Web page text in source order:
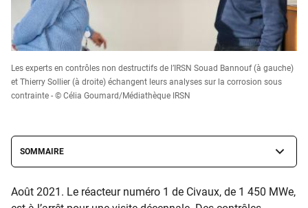
Les experts en contrôles non destructifs de l’IRSN Souad Bannouf (à gauche)
et Thierry Sollier (à droite) échangent leurs analyses sur la corrosion sous
contrainte - © Célia Goumard/Médiathèque IRSN
SOMMAIRE
Août 2021. Le réacteur numéro 1 de Civaux, de 1 450 MWe,